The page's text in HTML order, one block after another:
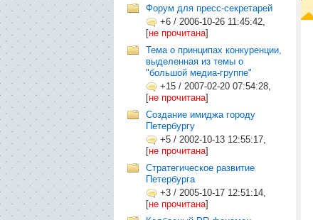
Форум для пресс-секретарей
+6 / 2006-10-26 11:45:42,
[не прочитана]
Тема о принципах конкуренции,
выделенная из темы о
"большой медиа-группе"
+15 / 2007-02-20 07:54:28,
[не прочитана]
Создание имиджа городу
Петербургу
+5 / 2002-10-13 12:55:17,
[не прочитана]
Стратегическое развитие
Петербурга
+3 / 2005-10-17 12:51:14,
[не прочитана]